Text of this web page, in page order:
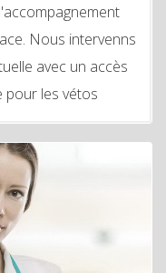
Nous intervenns
avec un accès
pour les vétos